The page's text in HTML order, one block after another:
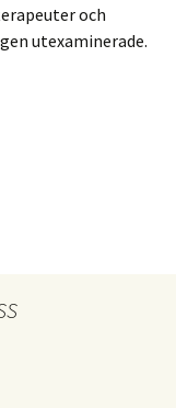
och
utexaminerade.